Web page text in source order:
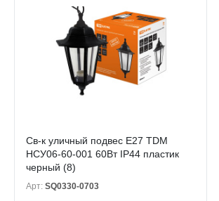
Св-к уличный подвес Е27 TDM
НСУ06-60-001 60Вт IP44 пластик
черный (8)
Арт: SQ0330-0703